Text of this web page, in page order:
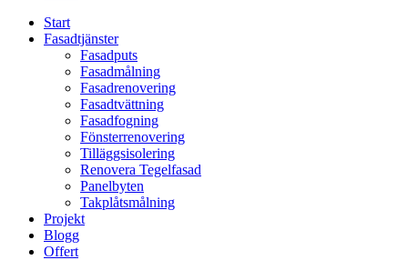
Start
Fasadtjänster
Fasadputs
Fasadmålning
Fasadrenovering
Fasadtvättning
Fasadfogning
Fönsterrenovering
Tilläggsisolering
Renovera Tegelfasad
Panelbyten
Takplåtsmålning
Projekt
Blogg
Offert